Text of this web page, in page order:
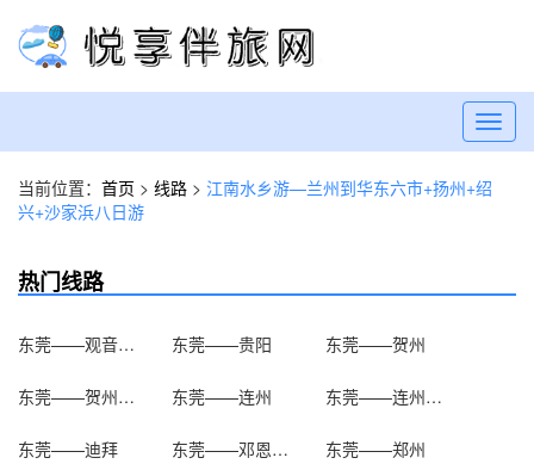
当前位置： 首页 > 线路 > 江南水乡游—兰州到华东六市+扬州+绍
兴+沙家浜八日游
热门线路
东莞——观音文化苑 东莞——贵阳 东莞——贺州
东莞——贺州温泉 东莞——连州 东莞——连州地下河
东莞——迪拜 东莞——邓恩铭故居 东莞——郑州